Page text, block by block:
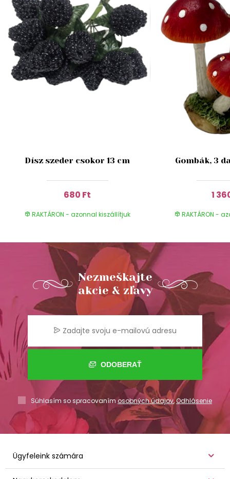
Dísz szeder csokor 13 cm
680 Ft
RAKTÁRON - azonnal kiszállítjuk
Gombák, 3
1
RAKTÁRON -
Nezmeškajte
akcie & zľavy
ODOBERAŤ
Súhlasím so spracovaním osobných údajov,Odhlásenie
Ügyfeleink számára